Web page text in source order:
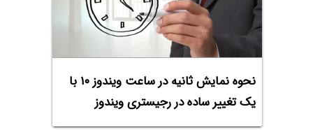
نحوه نمایش ثانیه در ساعت ویندوز ۱۰ با
یک تغییر ساده در رجیستری ویندوز